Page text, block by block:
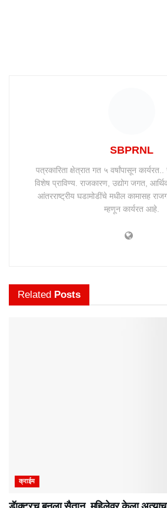
SBPRNL
पत्रकारिता क्षेत्रात गत ५ वर्षांपासून
विशेष प्राविण्य. राजकारण, उद्योग जगत,
आंतरराष्ट्रीय घडामोडींचे मधील कामासह
म्हणून कार्यरत आहे.
Related Posts
क्राईम